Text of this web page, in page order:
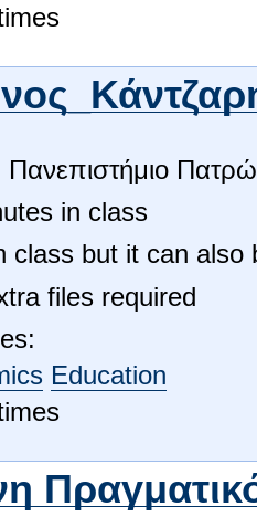
in class
class but it can
files required
Education